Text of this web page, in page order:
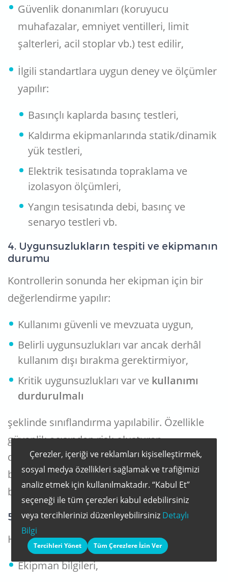
Güvenlik donanımları (koruyucu
muhafazalar, emniyet ventilleri, limit
şalterleri, acil stoplar vb.) test edilir,
İlgili standartlara uygun deney ve ölçümler
yapılır:
Basınçlı kaplarda basınç testleri,
Kaldırma ekipmanlarında statik/dinamik
yük testleri,
Elektrik tesisatında topraklama ve
izolasyon ölçümleri,
Yangın tesisatında debi, basınç ve
senaryo testleri vb.
4. Uygunsuzlukların tespiti ve ekipmanın
durumu
Kontrollerin sonunda her ekipman için bir
değerlendirme yapılır:
Kullanımı güvenli ve mevzuata uygun,
Belirli uygunsuzlukları var ancak derhâl
kullanım dışı bırakma gerektirmiyor,
Kritik uygunsuzlukları var ve kullanımı
durdurulmalı
şeklinde sınıflandırma yapılabilir. Özellikle
güvenlik açısından risk oluşturan
durumlarda, ekipman derhâl kullanım dışı
bırakılmalı ve bu durum raporda açıkça
belirtilmelidir.
5. Raporlama ve belgelendirme
Her periyodik kontrol sonunda:
Ekipman bilgileri,
Çerezler, içeriği ve reklamları kişiselleştirmek,
sosyal medya özellikleri sağlamak ve trafiğimizi
analiz etmek için kullanılmaktadır. “Kabul Et”
seçeneği ile tüm çerezleri kabul edebilirsiniz
veya tercihlerinizi düzenleyebilirsiniz Detaylı
Bilgi
Tercihleri Yönet Tüm Çerezlere İzin Ver